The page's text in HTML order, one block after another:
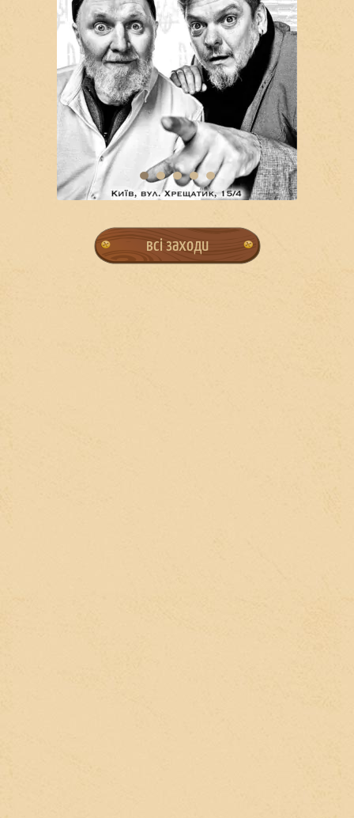
всі заходи